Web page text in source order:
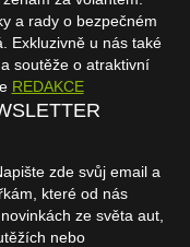
a rady o bezpečném
Exkluzivně u nás také
soutěže o atraktivní
REDAKCE
zde svůj email a
které od nás
ze světa aut,
nebo